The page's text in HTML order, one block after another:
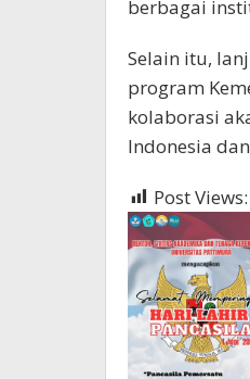
berbagai
Selain itu,
program
kolaborasi
Indonesia
Post Views: